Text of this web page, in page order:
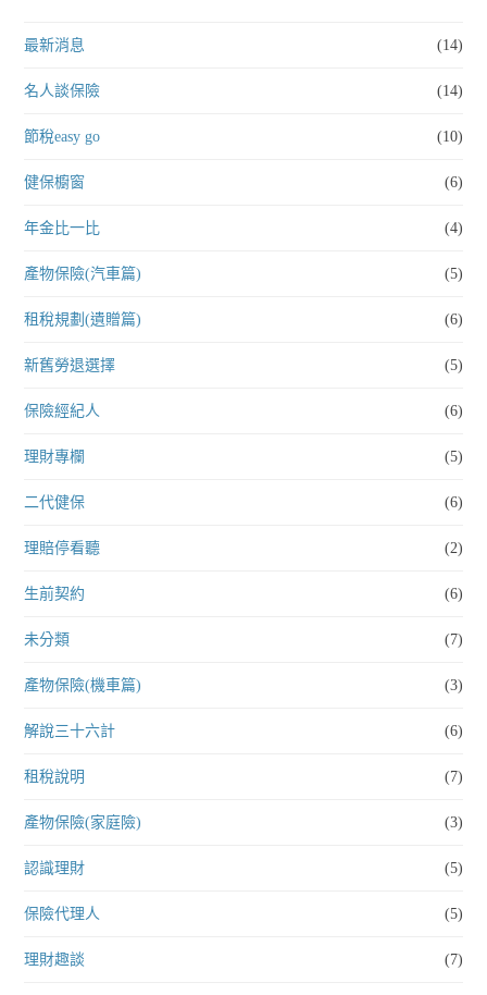
最新消息 (14)
名人談保險 (14)
節稅easy go (10)
健保櫥窗 (6)
年金比一比 (4)
產物保險(汽車篇) (5)
租稅規劃(遺贈篇) (6)
新舊勞退選擇 (5)
保險經紀人 (6)
理財專欄 (5)
二代健保 (6)
理賠停看聽 (2)
生前契約 (6)
未分類 (7)
產物保險(機車篇) (3)
解說三十六計 (6)
租稅說明 (7)
產物保險(家庭險) (3)
認識理財 (5)
保險代理人 (5)
理財趣談 (7)